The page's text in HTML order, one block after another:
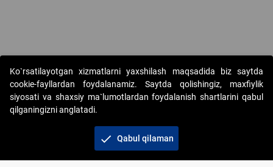
Copyright © 2017-2026. "Elektron onlayn-auksionlarni
tashkil etish" AJ. Barcha huquqlar himoyalangan
Ko`rsatilayotgan xizmatlarni yaxshilash maqsadida biz saytda
cookie-fayllardan foydalanamiz. Saytda qolishingiz, maxfiylik
siyosati va shaxsiy ma`lumotlardan foydalanish shartlarini qabul
qilganingizni anglatadi.
check Qabul qilaman